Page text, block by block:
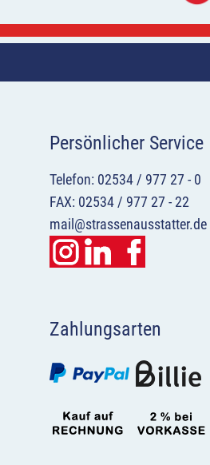
Persönlicher Service
Telefon: 02534 / 977 27 - 0
FAX: 02534 / 977 27 - 22
mail@strassenausstatter.de
Zahlungsarten